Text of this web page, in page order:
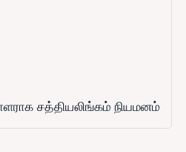
சத்தியலிங்கம் நியமனம்